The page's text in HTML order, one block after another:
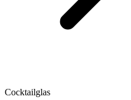
Cocktailglas